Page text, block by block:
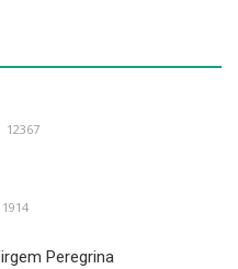
12367
Peregrina